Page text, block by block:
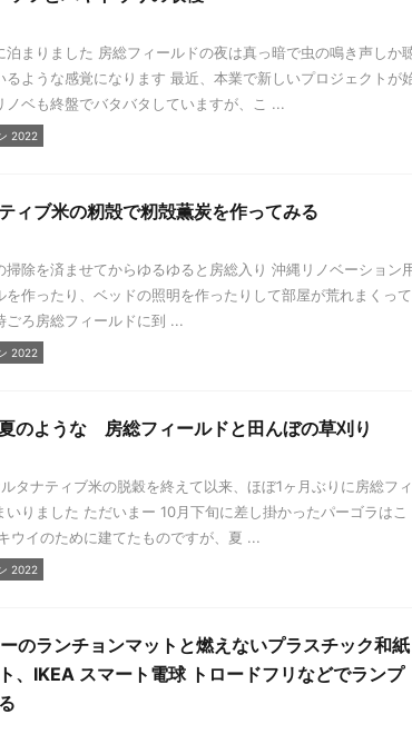
泊まりました 房総フィールドの夜は真っ暗で虫の鳴き声しか
るような感覚になります 最近、本業で新しいプロジェクトが
ノベも終盤でバタバタしていますが、こ ...
2022
ィブ米の籾殻で籾殻薫炭を作ってみる
掃除を済ませてからゆるゆると房総入り 沖縄リノベーション
を作ったり、ベッドの照明を作ったりして部屋が荒れまくって
ろ房総フィールドに到 ...
2022
のような 房総フィールドと田んぼの草刈り
タナティブ米の脱穀を終えて以来、ほぼ1ヶ月ぶりに房総フィ
いりました ただいまー 10月下旬に差し掛かったパーゴラはこ
ウイのために建てたものですが、夏 ...
2022
のランチョンマットと燃えないプラスチック和紙
、IKEA スマート電球 トロードフリなどでランプ